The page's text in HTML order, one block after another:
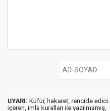
UYARI: Küfür, hakaret, rencide edici
içeren, imla kuralları ile yazılmamış,